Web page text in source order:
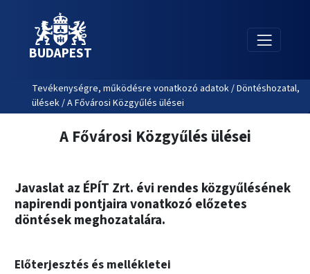
BUDAPEST
Tevékenységre, működésre vonatkozó adatok / Döntéshozatal,
ülések / A Fővárosi Közgyűlés ülései
A Fővárosi Közgyűlés ülései
Javaslat az ÉPÍT Zrt. évi rendes közgyűlésének
napirendi pontjaira vonatkozó előzetes
döntések meghozatalára.
Előterjesztés és mellékletei